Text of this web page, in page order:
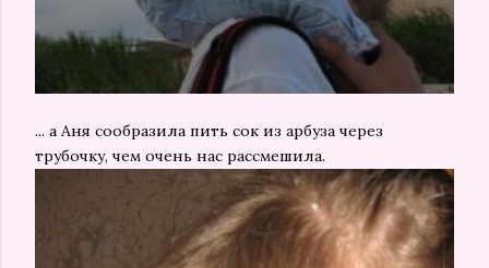
... а Аня сообразила пить сок из арбуза через
трубочку, чем очень нас рассмешила.